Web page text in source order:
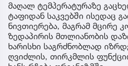
მაღალ ტემპერატურაზე
ტაფიდან საკვებში ისედაც
ნივთიერება, მაგრამ მცირე
ზედაპირის მთლიანობის
ხარისხი საგრძნობლად
ღვიძლის, თირკმლის